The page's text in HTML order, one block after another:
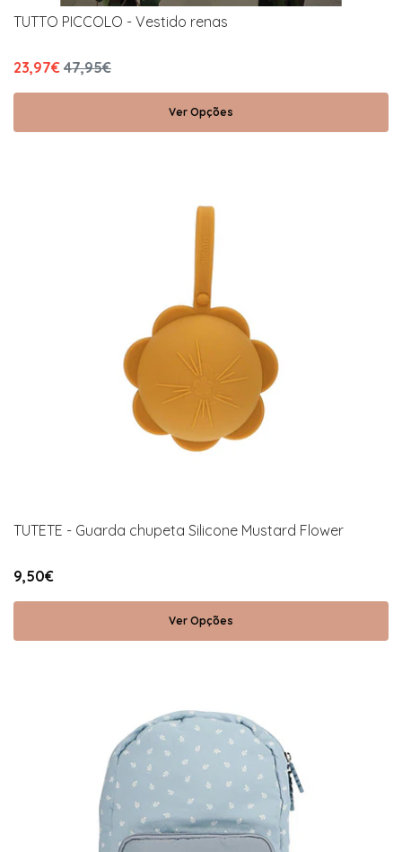
TUTTO PICCOLO - Vestido renas
23,97€ 47,95€
Ver Opções
TUTETE - Guarda chupeta Silicone Mustard Flower
9,50€
Ver Opções